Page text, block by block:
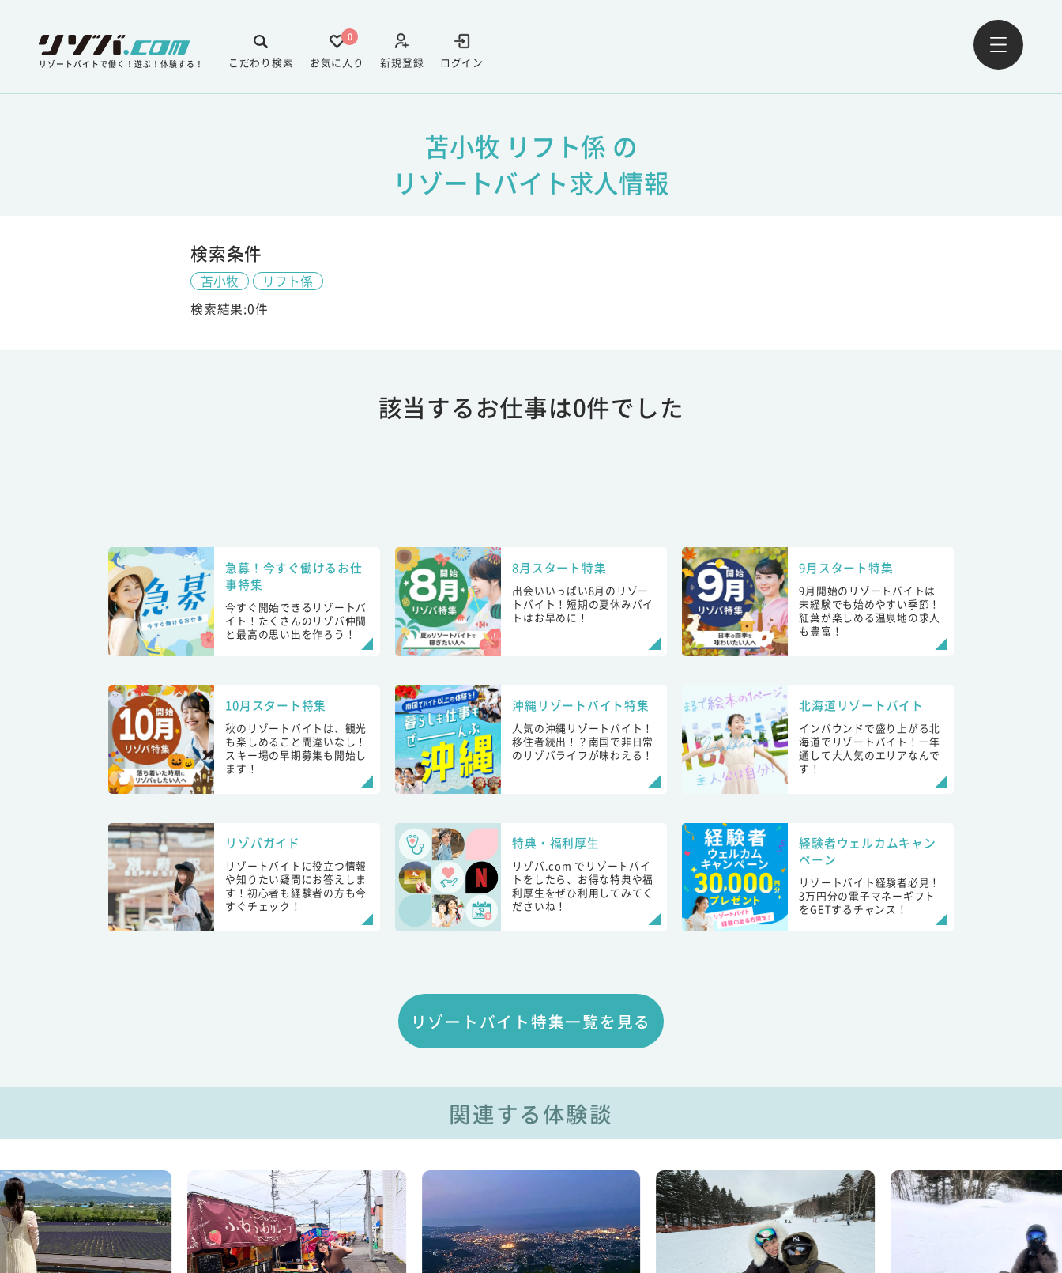
リゾートバイトで働く！遊ぶ！体験する！ ログイン
新規登録
0
お気に入り
こだわり検索
苫小牧 リフト係 の
リゾートバイト求人情報
検索条件
苫小牧
リフト係
検索結果:0件
該当するお仕事は0件でした
急募！今すぐ働けるお仕
事特集
今すぐ開始できるリゾートバ
イト！たくさんのリゾバ仲間
と最高の思い出を作ろう！
8月スタート特集
出会いいっぱい8月のリゾー
トバイト！短期の夏休みバイ
トはお早めに！
9月スタート特集
9月開始のリゾートバイトは
未経験でも始めやすい季節！
紅葉が楽しめる温泉地の求人
も豊富！
10月スタート特集
秋のリゾートバイトは、観光
も楽しめること間違いなし！
スキー場の早期募集も開始し
ます！
沖縄リゾートバイト特集
人気の沖縄リゾートバイト！
移住者続出！？南国で非日常
のリゾバライフが味わえる！
北海道リゾートバイト
インバウンドで盛り上がる北
海道でリゾートバイト！一年
通して大人気のエリアなんで
す！
リゾバガイド
リゾートバイトに役立つ情報
や知りたい疑問にお答えしま
す！初心者も経験者の方も今
すぐチェック！
特典・福利厚生
リゾバ.com でリゾートバイ
トをしたら、お得な特典や福
利厚生をぜひ利用してみてく
ださいね！
経験者ウェルカムキャン
ペーン
リゾートバイト経験者必見！
3万円分の電子マネーギフト
をGETするチャンス！
リゾートバイト特集一覧を見る
関連する体験談